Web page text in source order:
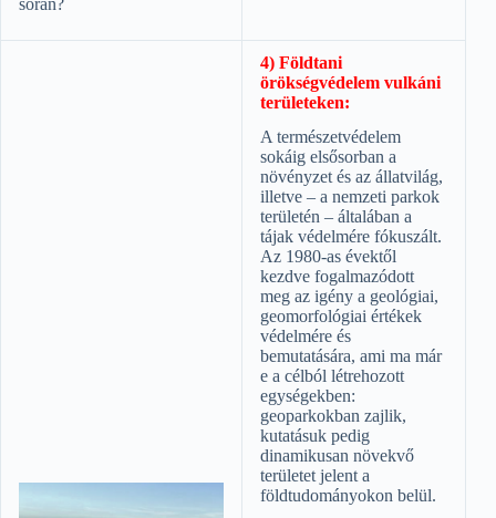
4) Földtani
örökségvédelem vulkáni
területeken:
A természetvédelem
sokáig elsősorban a
növényzet és az állatvilág,
illetve – a nemzeti parkok
területén – általában a
tájak védelmére fókuszált.
Az 1980-as évektől
kezdve fogalmazódott
meg az igény a geológiai,
geomorfológiai értékek
védelmére és
bemutatására, ami ma már
e a célból létrehozott
egységekben:
geoparkokban zajlik,
kutatásuk pedig
dinamikusan növekvő
területet jelent a
földtudományokon belül.